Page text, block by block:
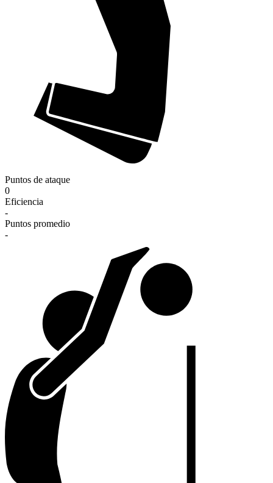
Puntos de ataque
0
Eficiencia
-
Puntos promedio
-